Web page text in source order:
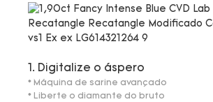
1. Digitalize o áspero
* Máquina de sarine avançado
* Liberte o diamante do bruto